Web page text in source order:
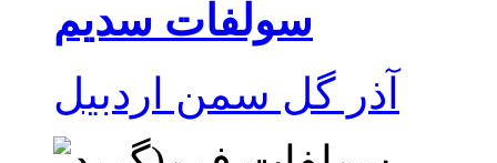
سولفات سدیم
آذر گل سمن اردبیل